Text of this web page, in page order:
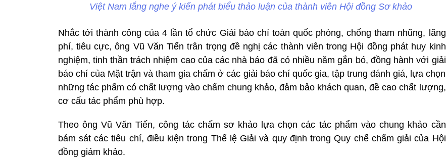
Việt Nam lắng nghe ý kiến phát biểu thảo luận của thành viên Hội đồng Sơ khảo
Nhắc tới thành công của 4 lần tổ chức Giải báo chí toàn quốc phòng, chống tham nhũng, lãng
phí, tiêu cực, ông Vũ Văn Tiến trân trọng đề nghị các thành viên trong Hội đồng phát huy kinh
nghiệm, tinh thần trách nhiệm cao của các nhà báo đã có nhiều năm gắn bó, đồng hành với giải
báo chí của Mặt trận và tham gia chấm ở các giải báo chí quốc gia, tập trung đánh giá, lựa chọn
những tác phẩm có chất lượng vào chấm chung khảo, đảm bảo khách quan, đề cao chất lượng,
cơ cấu tác phẩm phù hợp.
Theo ông Vũ Văn Tiến, công tác chấm sơ khảo lựa chọn các tác phẩm vào chung khảo cần
bám sát các tiêu chí, điều kiện trong Thể lệ Giải và quy định trong Quy chế chấm giải của Hội
đồng giám khảo.